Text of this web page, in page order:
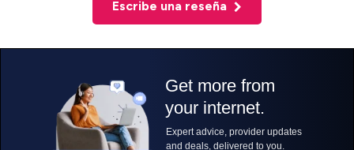
Escribe una reseña